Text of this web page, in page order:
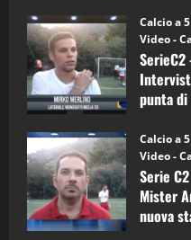
6)
–
a
Calcio a
Video -
punta
Calcio a
Video -
Serie
Mister
nuova
4
(Martedi
15/04/
5
(Martedi
08/04/